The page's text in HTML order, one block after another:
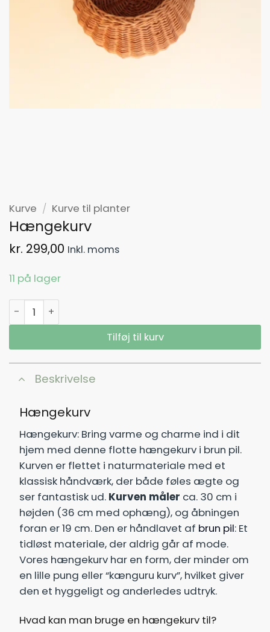
Kurve / Kurve til planter
Hængekurv
kr. 299,00 Inkl. moms
11 på lager
Hængekurv antal
Tilføj til kurv
Beskrivelse
Hængekurv
Hængekurv: Bring varme og charme ind i dit
hjem med denne flotte hængekurv i brun pil.
Kurven er flettet i naturmateriale med et
klassisk håndværk, der både føles ægte og
ser fantastisk ud. Kurven måler ca. 30 cm i
højden (36 cm med ophæng), og åbningen
foran er 19 cm. Den er håndlavet af brun pil: Et
tidløst materiale, der aldrig går af mode.
Vores hængekurv har en form, der minder om
en lille pung eller “kænguru kurv”, hvilket giver
den et hyggeligt og anderledes udtryk.
Hvad kan man bruge en hængekurv til?